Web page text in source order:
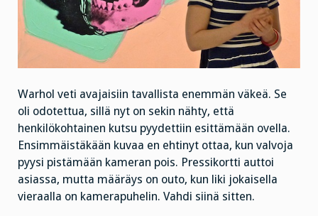
Warhol veti avajaisiin tavallista enemmän väkeä. Se
oli odotettua, sillä nyt on sekin nähty, että
henkilökohtainen kutsu pyydettiin esittämään ovella.
Ensimmäistäkään kuvaa en ehtinyt ottaa, kun valvoja
pyysi pistämään kameran pois. Pressikortti auttoi
asiassa, mutta määräys on outo, kun liki jokaisella
vieraalla on kamerapuhelin. Vahdi siinä sitten.